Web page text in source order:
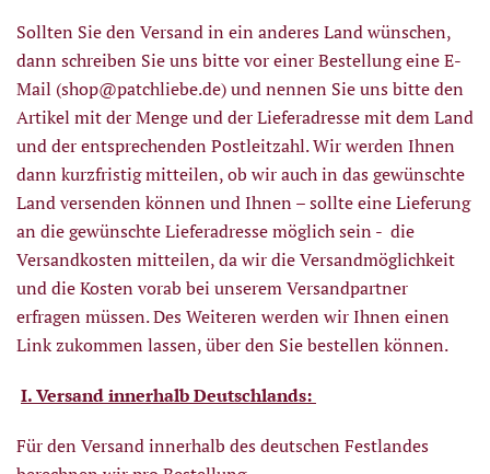
Sollten Sie den Versand in ein anderes Land wünschen,
dann schreiben Sie uns bitte vor einer Bestellung eine E-
Mail (shop@patchliebe.de) und nennen Sie uns bitte den
Artikel mit der Menge und der Lieferadresse mit dem Land
und der entsprechenden Postleitzahl. Wir werden Ihnen
dann kurzfristig mitteilen, ob wir auch in das gewünschte
Land versenden können und Ihnen – sollte eine Lieferung
an die gewünschte Lieferadresse möglich sein - die
Versandkosten mitteilen, da wir die Versandmöglichkeit
und die Kosten vorab bei unserem Versandpartner
erfragen müssen. Des Weiteren werden wir Ihnen einen
Link zukommen lassen, über den Sie bestellen können.
I. Versand innerhalb Deutschlands:
Für den Versand innerhalb des deutschen Festlandes